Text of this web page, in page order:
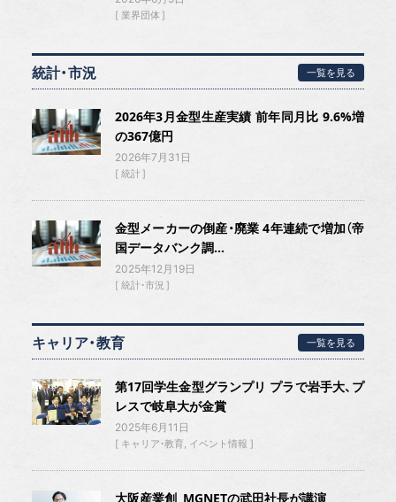
業界団体
統計・市況 一覧を見る
2026年3月金型生産実績 前年同月比 9.6%増
の367億円
2026年7月31日
統計
金型メーカーの倒産・廃業 4年連続で増加（帝
国データバンク調...
2025年12月19日
統計・市況
キャリア・教育 一覧を見る
第17回学生金型グランプリ プラで岩手大、プ
レスで岐阜大が金賞
2025年6月11日
キャリア・教育 イベント情報
大阪産業創 MGNETの武田社長が講演